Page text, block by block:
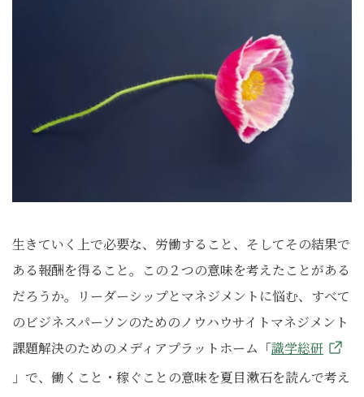
生きていく上で必要な、労働すること、そしてその結果で
ある報酬を得ること。この２つの意味を考えたことがある
だろうか。リーダーシップとマネジメントに悩む、すべて
のビジネスパーソンのためのノウハウサイトマネジメント
課題解決のためのメディアプラットホーム「識学総研
」 で、働くこと・稼ぐことの意味を夏目漱石を読んで考え